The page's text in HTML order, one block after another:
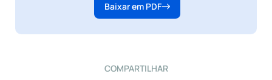
Baixar em PDF
COMPARTILHAR